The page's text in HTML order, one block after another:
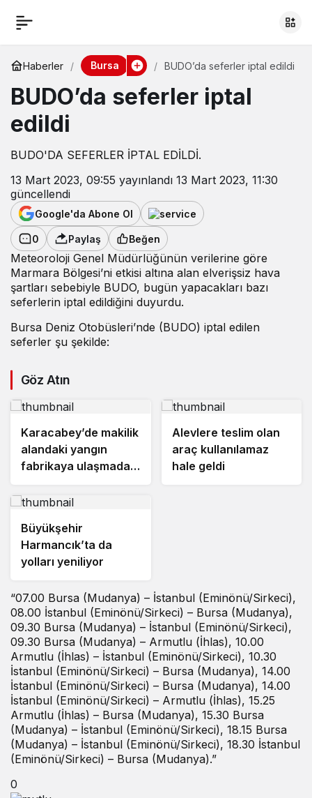
Haberler Bursa BUDO’da seferler iptal edildi
BUDO’da seferler iptal
edildi
BUDO'DA SEFERLER İPTAL EDİLDİ.
13 Mart 2023, 09:55 yayınlandı 13 Mart 2023, 11:30
güncellendi
Google'da Abone Ol
0 Paylaş Beğen
Meteoroloji Genel Müdürlüğünün verilerine göre
Marmara Bölgesi’ni etkisi altına alan elverişsiz hava
şartları sebebiyle BUDO, bugün yapacakları bazı
seferlerin iptal edildiğini duyurdu.
Bursa Deniz Otobüsleri’nde (BUDO) iptal edilen
seferler şu şekilde:
Göz Atın
Karacabey’de makilik
alandaki yangın
fabrikaya ulaşmadan
Alevlere teslim olan
araç kullanılamaz
hale geldi
Büyükşehir
Harmancık’ta da
yolları yeniliyor
“07.00 Bursa (Mudanya) – İstanbul (Eminönü/Sirkeci),
08.00 İstanbul (Eminönü/Sirkeci) – Bursa (Mudanya),
09.30 Bursa (Mudanya) – İstanbul (Eminönü/Sirkeci),
09.30 Bursa (Mudanya) – Armutlu (İhlas), 10.00
Armutlu (İhlas) – İstanbul (Eminönü/Sirkeci), 10.30
İstanbul (Eminönü/Sirkeci) – Bursa (Mudanya), 14.00
İstanbul (Eminönü/Sirkeci) – Bursa (Mudanya), 14.00
İstanbul (Eminönü/Sirkeci) – Armutlu (İhlas), 15.25
Armutlu (İhlas) – Bursa (Mudanya), 15.30 Bursa
(Mudanya) – İstanbul (Eminönü/Sirkeci), 18.15 Bursa
(Mudanya) – İstanbul (Eminönü/Sirkeci), 18.30 İstanbul
(Eminönü/Sirkeci) – Bursa (Mudanya).”
0